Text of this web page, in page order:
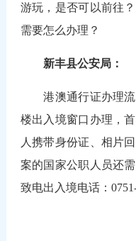
游玩，是否可以前往
需要怎么办理？
新丰县公安局：
港澳通行证办理流
楼出入境窗口办理，
人携带身份证、相片
案的国家公职人员还
致电出入境电话：0751-